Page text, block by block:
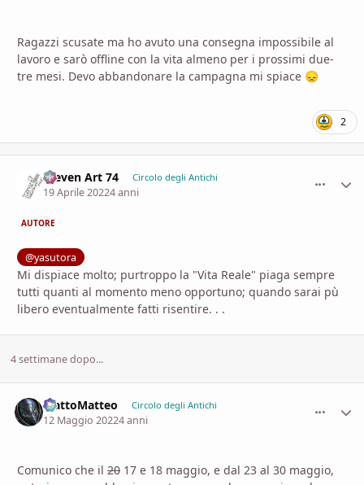
Ragazzi scusate ma ho avuto una consegna impossibile al
lavoro e sarò offline con la vita almeno per i prossimi due-
tre mesi. Devo abbandonare la campagna mi spiace 😞
2
Steven Art 74 Circolo degli Antichi
19 Aprile 20224 anni
AUTORE
@yasutora
Mi dispiace molto; purtroppo la "Vita Reale" piaga sempre
tutti quanti al momento meno opportuno; quando sarai pù
libero eventualmente fatti risentire. . .
4 settimane dopo...
MattoMatteo Circolo degli Antichi
12 Maggio 20224 anni
Comunico che il 20 17 e 18 maggio, e dal 23 al 30 maggio,